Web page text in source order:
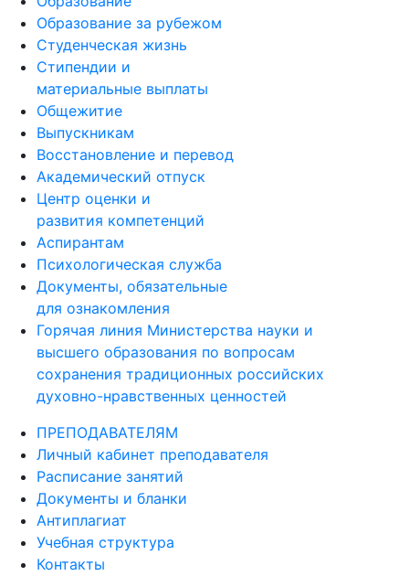
Образование за рубежом
Студенческая жизнь
Стипендии и
материальные выплаты
Общежитие
Выпускникам
Восстановление и перевод
Академический отпуск
Центр оценки и
развития компетенций
Аспирантам
Психологическая служба
Документы, обязательные
для ознакомления
Горячая линия Министерства науки и
высшего образования по вопросам
сохранения традиционных российских
духовно-нравственных ценностей
ПРЕПОДАВАТЕЛЯМ
Личный кабинет преподавателя
Расписание занятий
Документы и бланки
Антиплагиат
Учебная структура
Контакты